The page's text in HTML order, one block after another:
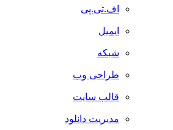
اف.تی.پی
ایمیل
شبکه
طراحی وب
قالب سایت
مدیریت دانلود